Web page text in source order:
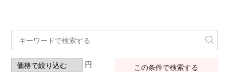
円 この条件で検索する